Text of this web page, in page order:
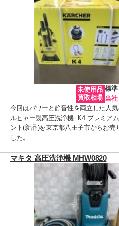
未使用品
買取相場
標準
当社
今回はパワーと静音性を両立した人
ルヒャー製高圧洗浄機 K4 プレミア
ント(新品)を東京都八王子市からお売
した。
マキタ 高圧洗浄機 MHW0820